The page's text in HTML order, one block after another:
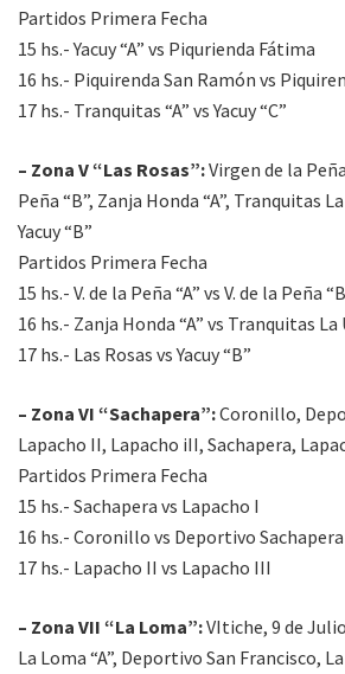
Partidos Primera Fecha
15 hs.- Yacuy “A” vs Piqurienda Fátima
16 hs.- Piquirenda San Ramón vs
17 hs.- Tranquitas “A” vs Yacuy “C”
– Zona V “Las Rosas”:Virgen de la
Peña “B”, Zanja Honda “A”, Tranquitas
Yacuy “B”
Partidos Primera Fecha
15 hs.- V. de la Peña “A” vs V. de la Peña
16 hs.- Zanja Honda “A” vs Tranquitas La
17 hs.- Las Rosas vs Yacuy “B”
– Zona VI “Sachapera”:Coronillo,
Lapacho II, Lapacho iII, Sachapera,
Partidos Primera Fecha
15 hs.- Sachapera vs Lapacho I
16 hs.- Coronillo vs Deportivo Sachapera
17 hs.- Lapacho II vs Lapacho III
– Zona VII “La Loma”:VItiche, 9 de
La Loma “A”, Deportivo San Francisco,